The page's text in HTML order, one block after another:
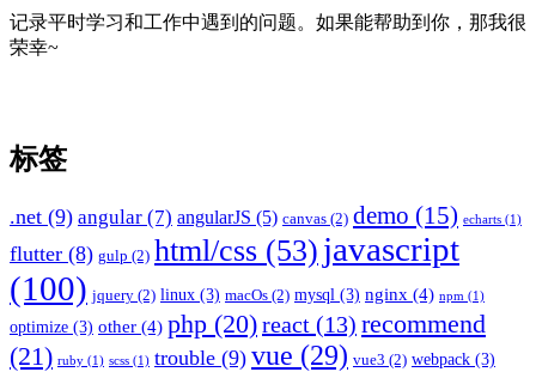
记录平时学习和工作中遇到的问题。如果能帮助到你，那我很
荣幸~
标签
.net (9) angular (7) angularJS (5) canvas (2) demo (15) echarts (1)
flutter (8) gulp (2) html/css (53) javascript
(100) jquery (2) linux (3) macOs (2) mysql (3) nginx (4) npm (1)
optimize (3) other (4) php (20)react (13) recommend
(21) ruby (1) scss (1) trouble (9) vue (29) vue3 (2) webpack (3)